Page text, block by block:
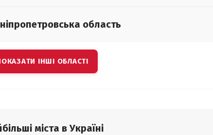
область
ІНШІ ОБЛАСТІ
міста в Україні